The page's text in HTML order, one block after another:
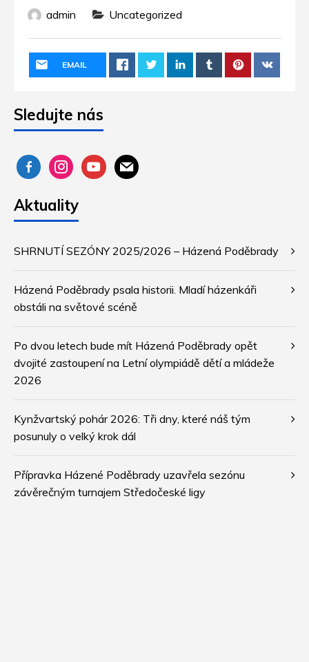
admin Uncategorized
EMAIL
Sledujte nás
facebook-
alt
instagramyoutubemail
Aktuality
SHRNUTÍ SEZÓNY 2025/2026 – Házená Poděbrady
Házená Poděbrady psala historii. Mladí házenkáři
obstáli na světové scéně
Po dvou letech bude mít Házená Poděbrady opět
dvojité zastoupení na Letní olympiádě dětí a mládeže
2026
Kynžvartský pohár 2026: Tři dny, které náš tým
posunuly o velký krok dál
Přípravka Házené Poděbrady uzavřela sezónu
závěrečným turnajem Středočeské ligy